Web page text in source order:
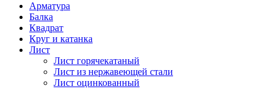
Арматура
Балка
Квадрат
Круг и катанка
Лист
Лист горячекатаный
Лист из нержавеющей стали
Лист оцинкованный